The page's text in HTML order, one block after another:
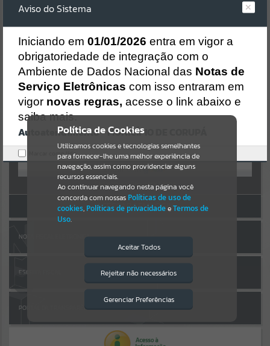
Portais
Por favor, aguarde...
NOTÍCIAS
Por favor, aguarde...
Por favor, aguarde...
SERVIÇOS
PÁGINAS
AUTOATENDIMENTO
OU
Cadastre-se|Recuperar Senha
ACESSAR SEM LOGIN
NOTA FISCAL ELETRÔNICA
ESCRITA FISCAL
PORTAL DA TRANSPARÊNCIA
Política de Cookies
Utilizamos cookies e tecnologias semelhantes
para fornecer-lhe uma melhor experiência de
navegação, assim como providenciar alguns
recursos essenciais.
Ao continuar navegando nesta página você
concorda com nossas Políticas de uso de
cookies, Políticas de privacidadeeTermos de
Uso.
Aceitar Todos
Rejeitar não necessários
Gerenciar Preferências
Isto significa que diversos recursos
providenciados poderão não estar
Aviso do Sistema
Iniciando em 01/01/2026 entra em vigor a
obrigatoriedade de integração com o
Ambiente de Dados Nacional das Notas de
Serviço Eletrônicas com isso entraram em
vigor novas regras, acesse o link abaixo e
saiba mais.
Autoatendimento - MUNICÍPIO DE CORUPÁ
Marcar como lido.
Erro
Gerenciamento do Sistema
CÓDIGO DA MENSAGEM:
Ocorreu um erro de script:
Uncaught SyntaxError: Unexpected token '('
https://corupa.atende.net/cidadao/pagina/static/bundle/wpo_index
_2_base_l2_portal_editores_sync_dd63a725aa1a3e42e62571aa199b6
7e2.js?v=816ac05d:47
Verificar Mais Detalhes